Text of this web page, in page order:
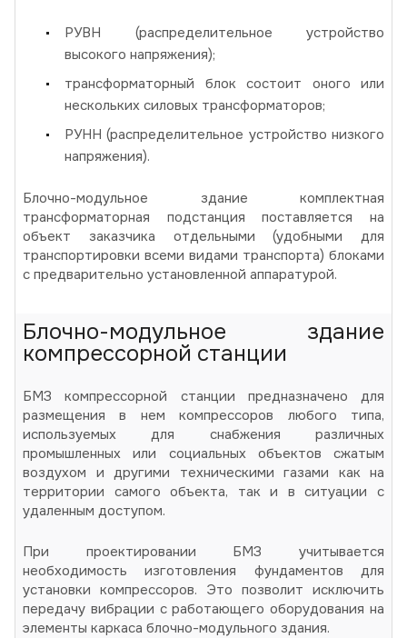
РУВН (распределительное устройство
высокого напряжения);
трансформаторный блок состоит оного или
нескольких силовых трансформаторов;
РУНН (распределительное устройство низкого
напряжения).
Блочно-модульное здание комплектная
трансформаторная подстанция поставляется на
объект заказчика отдельными (удобными для
транспортировки всеми видами транспорта) блоками
с предварительно установленной аппаратурой.
Блочно-модульное здание
компрессорной станции
БМЗ компрессорной станции предназначено для
размещения в нем компрессоров любого типа,
используемых для снабжения различных
промышленных или социальных объектов сжатым
воздухом и другими техническими газами как на
территории самого объекта, так и в ситуации с
удаленным доступом.
При проектировании БМЗ учитывается
необходимость изготовления фундаментов для
установки компрессоров. Это позволит исключить
передачу вибрации с работающего оборудования на
элементы каркаса блочно-модульного здания.